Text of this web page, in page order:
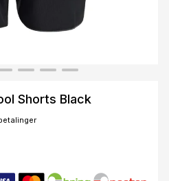
Shorts Black